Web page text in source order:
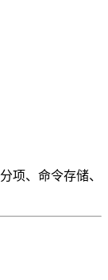
项、命令存储、